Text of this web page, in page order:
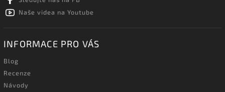
Naše videa na Youtube
INFORMACE PRO VÁS
Blog
Recenze
Návody